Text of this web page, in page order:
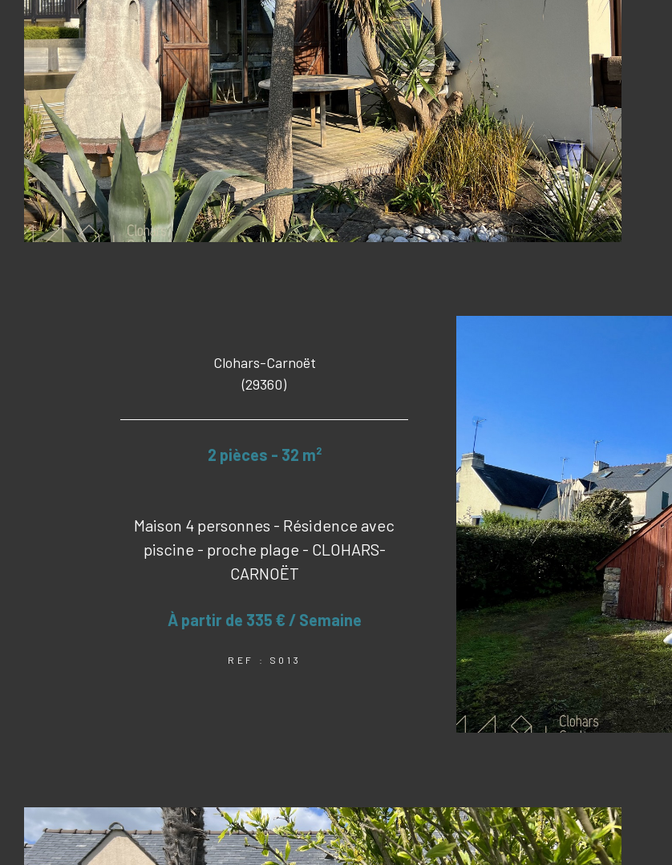
Clohars-Carnoët
(29360)
2 pièces - 32 m²
Maison 4 personnes - Résidence avec
piscine - proche plage - CLOHARS-
CARNOËT
À partir de 335 € / Semaine
REF : S013